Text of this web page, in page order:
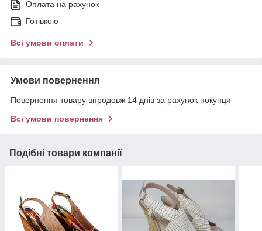
Оплата на рахунок
Готівкою
Всі умови оплати
Умови повернення
Повернення товару впродовж 14 днів за рахунок покупця
Всі умови повернення
Подібні товари компанії